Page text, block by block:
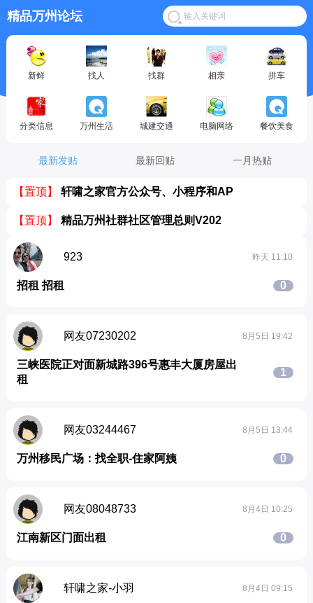
精品万州论坛
新鲜 找人 找群 相亲 拼车
分类信息 万州生活 城建交通 电脑网络 餐饮美食
最新发贴 最新回贴 一月热贴
【置顶】 轩啸之家官方公众号、小程序和AP
【置顶】 精品万州社群社区管理总则V202
923 昨天 11:10
招租 招租 0
网友07230202 8月5日 19:42
三峡医院正对面新城路396号惠丰大厦房屋出
租
1
网友03244467 8月5日 13:44
万州移民广场：找全职-住家阿姨 0
网友08048733 8月4日 10:25
江南新区门面出租 0
轩啸之家-小羽 8月4日 09:15